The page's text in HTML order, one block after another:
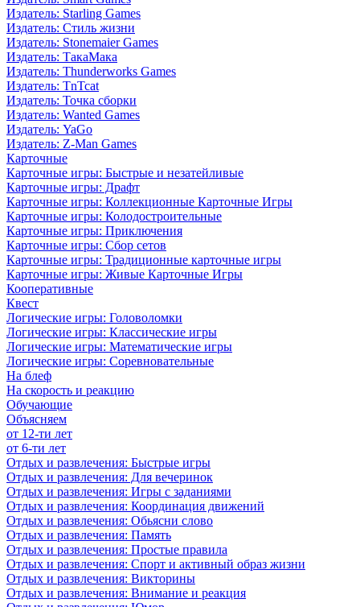
Издатель: Starling Games
Издатель: Стиль жизни
Издатель: Stonemaier Games
Издатель: ТакаМака
Издатель: Thunderworks Games
Издатель: TnTcat
Издатель: Точка сборки
Издатель: Wanted Games
Издатель: YaGo
Издатель: Z-Man Games
Карточные
Карточные игры: Быстрые и незатейливые
Карточные игры: Драфт
Карточные игры: Коллекционные Карточные Игры
Карточные игры: Колодостроительные
Карточные игры: Приключения
Карточные игры: Сбор сетов
Карточные игры: Традиционные карточные игры
Карточные игры: Живые Карточные Игры
Кооперативные
Квест
Логические игры: Головоломки
Логические игры: Классические игры
Логические игры: Математические игры
Логические игры: Соревновательные
На блеф
На скорость и реакцию
Обучающие
Объясняем
от 12-ти лет
от 6-ти лет
Отдых и развлечения: Быстрые игры
Отдых и развлечения: Для вечеринок
Отдых и развлечения: Игры с заданиями
Отдых и развлечения: Координация движений
Отдых и развлечения: Обьясни слово
Отдых и развлечения: Память
Отдых и развлечения: Простые правила
Отдых и развлечения: Спорт и активный образ жизни
Отдых и развлечения: Викторины
Отдых и развлечения: Внимание и реакция